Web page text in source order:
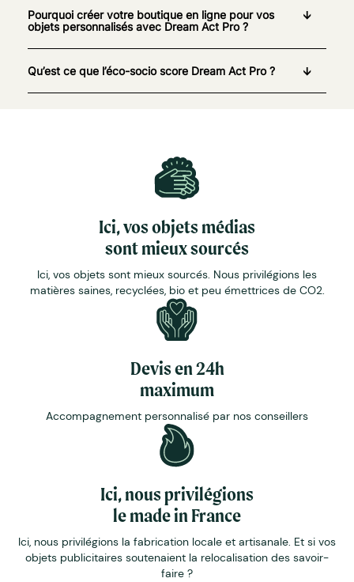
Pourquoi créer votre boutique en ligne pour vos
objets personnalisés avec Dream Act Pro ?
Qu’est ce que l’éco-socio score Dream Act Pro ?
Ici, vos objets médias
sont mieux sourcés
Ici, vos objets sont mieux sourcés. Nous privilégions les
matières saines, recyclées, bio et peu émettrices de CO2.
Devis en 24h
maximum
Accompagnement personnalisé par nos conseillers
Ici, nous privilégions
le made in France
Ici, nous privilégions la fabrication locale et artisanale. Et si vos
objets publicitaires soutenaient la relocalisation des savoir-
faire ?